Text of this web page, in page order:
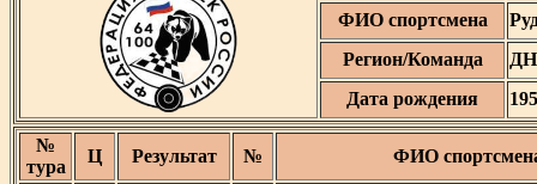
ФИО спортсмена
Регион/Команда
Дата рождения
№
тура
Ц Результат №
ФИО